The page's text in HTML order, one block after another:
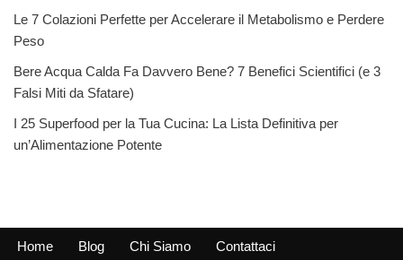
Le 7 Colazioni Perfette per Accelerare il Metabolismo e Perdere
Peso
Bere Acqua Calda Fa Davvero Bene? 7 Benefici Scientifici (e 3
Falsi Miti da Sfatare)
I 25 Superfood per la Tua Cucina: La Lista Definitiva per
un’Alimentazione Potente
Home Blog Chi Siamo Contattaci